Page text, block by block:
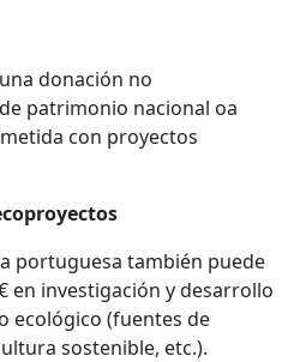
donación no
patrimonio nacional oa
con proyectos
portuguesa también puede
en investigación y desarrollo
ecológico (fuentes de
sostenible, etc.).